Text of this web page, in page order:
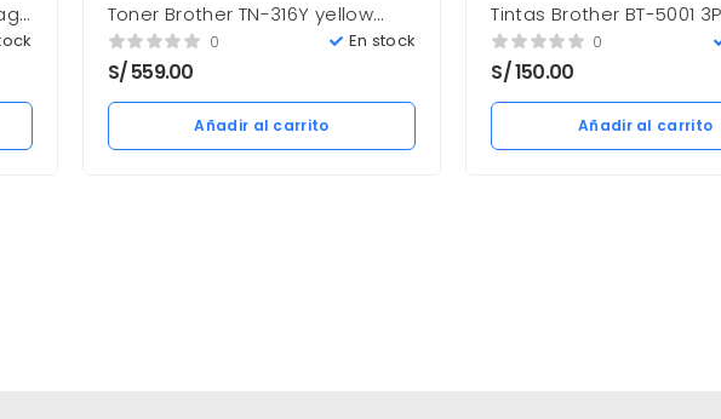
Toner Brother TN-316Y yellow
3,500 pag. Nuevo
0 En stock
S/559.00
Añadir al carrito
Tintas Brother BT-5001
Color 5,000 paginas
0
S/150.00
Añadir al carrito